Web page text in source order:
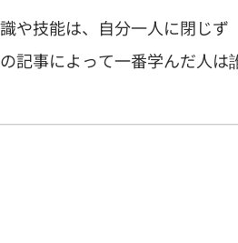
や技能は、自分一人に閉じず
記事によって一番学んだ人は